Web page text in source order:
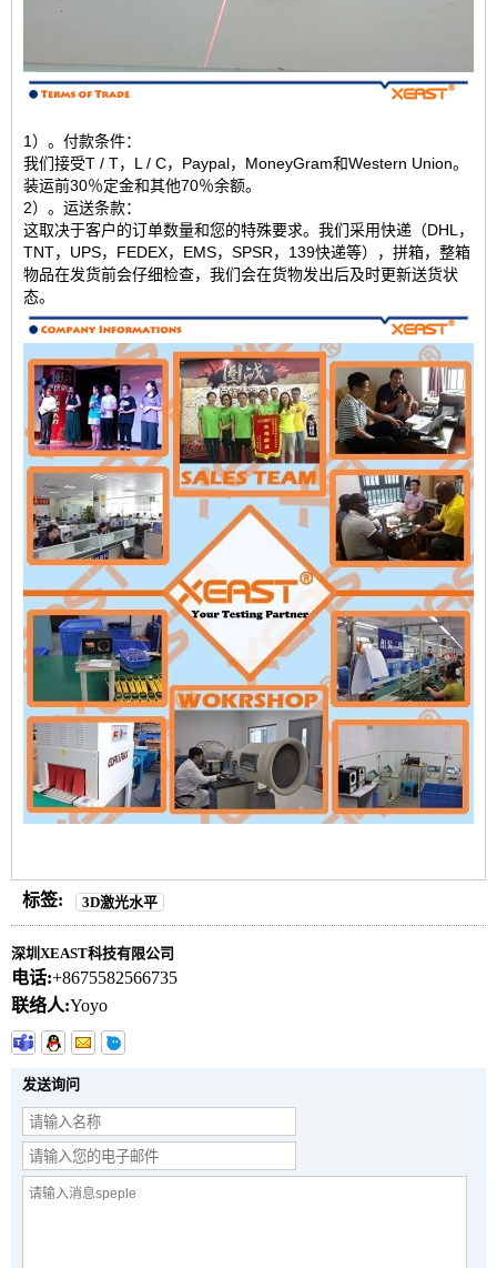
1）。付款条件：
我们接受T / T，L / C，Paypal，MoneyGram和Western Union。
装运前30％定金和其他70％余额。
2）。运送条款：
这取决于客户的订单数量和您的特殊要求。我们采用快递（DHL，
TNT，UPS，FEDEX，EMS，SPSR，139快递等），拼箱，整箱
物品在发货前会仔细检查，我们会在货物发出后及时更新送货状
态。
标签: 3D激光水平
深圳XEAST科技有限公司
电话:+8675582566735
联络人:Yoyo
发送询问